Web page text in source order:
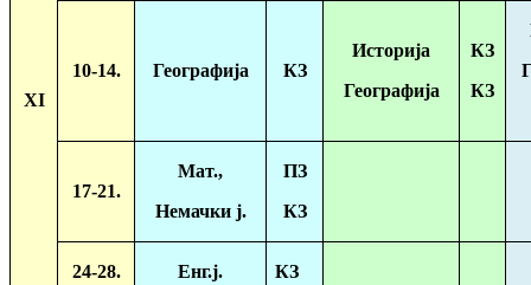
XI
10-14. Географија КЗ
Историја
Географија
КЗ
КЗ
17-21.
Мат.,
Немачки ј.
ПЗ
КЗ
24-28. Енг.ј. КЗ